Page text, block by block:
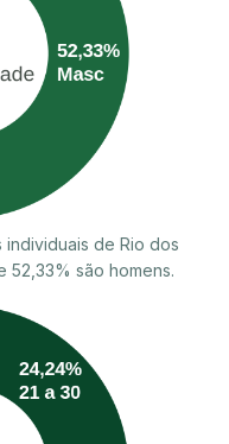
de Rio dos
52,33% são homens.